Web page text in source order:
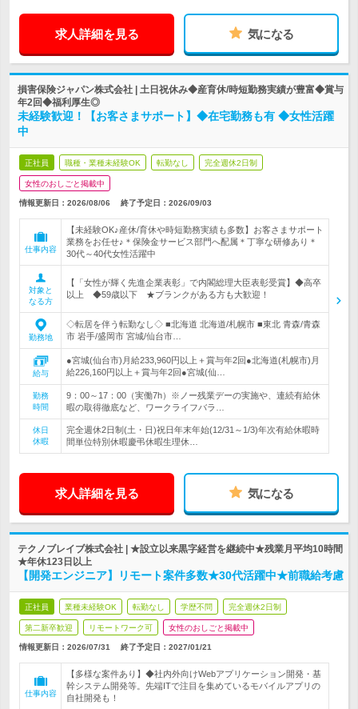
求人詳細を見る 気になる
損害保険ジャパン株式会社 | 土日祝休み◆産育休/時短勤務実績が豊富◆賞与
年2回◆福利厚生◎
未経験歓迎！【お客さまサポート】◆在宅勤務も有 ◆女性活躍
中
正社員 職種・業種未経験OK 転勤なし 完全週休2日制
女性のおしごと掲載中
情報更新日：2026/08/06 終了予定日： 2026/09/03
仕事内容
【未経験OK♪産休/育休や時短勤務実績も多数】お客さまサポート
業務をお任せ♪＊保険金サービス部門へ配属＊丁寧な研修あり＊
30代～40代女性活躍中
対象と
なる方
【「女性が輝く先進企業表彰」で内閣総理大臣表彰受賞】◆高卒
以上 ◆59歳以下 ★ブランクがある方も大歓迎！
勤務地
◇転居を伴う転勤なし◇ ■北海道 北海道/札幌市 ■東北 青森/青森
市 岩手/盛岡市 宮城/仙台市…
給与
●宮城(仙台市)月給233,960円以上＋賞与年2回●北海道(札幌市)月
給226,160円以上＋賞与年2回●宮城(仙…
勤務
時間
9：00～17：00（実働7h）※ノー残業デーの実施や、連続有給休
暇の取得徹底など、ワークライフバラ…
休日
休暇
完全週休2日制(土・日)祝日年末年始(12/31～1/3)年次有給休暇時
間単位特別休暇慶弔休暇生理休…
求人詳細を見る 気になる
テクノブレイブ株式会社 | ★設立以来黒字経営を継続中★残業月平均10時間
★年休123日以上
【開発エンジニア】リモート案件多数★30代活躍中★前職給考慮
正社員 業種未経験OK 転勤なし 学歴不問 完全週休2日制
第二新卒歓迎 リモートワーク可 女性のおしごと掲載中
情報更新日：2026/07/31 終了予定日： 2027/01/21
仕事内容
【多様な案件あり】◆社内外向けWebアプリケーション開発・基
幹システム開発等。先端ITで注目を集めているモバイルアプリの
自社開発も！